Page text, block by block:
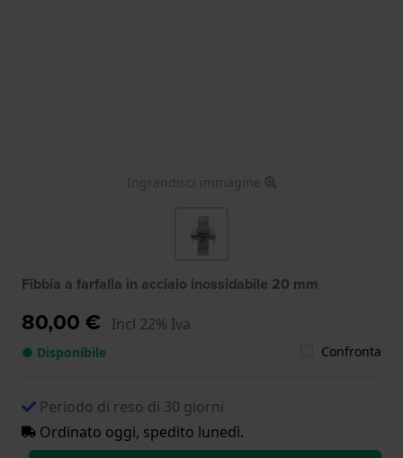
Ingrandisci immagine
Fibbia a farfalla in acciaio inossidabile 20 mm
80,00 € Incl 22% Iva
● Disponibile Confronta
Periodo di reso di 30 giorni
Ordinato oggi, spedito lunedì.